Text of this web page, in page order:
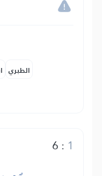
الطبري
6: 1